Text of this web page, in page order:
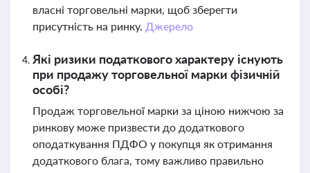
власні торговельні марки, щоб зберегти
присутність на ринку. Джерело
Які ризики податкового характеру існують
при продажу торговельної марки фізичній
особі?
Продаж торговельної марки за ціною нижчою за
ринкову може призвести до додаткового
оподаткування ПДФО у покупця як отримання
додаткового блага, тому важливо правильно